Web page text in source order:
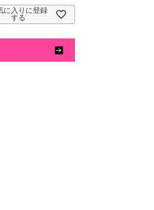
に入りに登録
する